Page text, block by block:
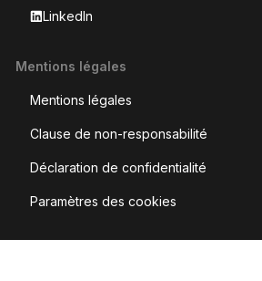
LinkedIn
Mentions légales
Mentions légales
Clause de non-responsabilité
Déclaration de confidentialité
Paramètres des cookies